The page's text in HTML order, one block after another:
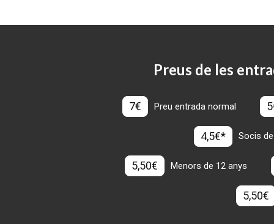
Preus de les
7€ Preu entrada normal
4,5€* Socis
5,50€ Menors de 12 anys
5,50€